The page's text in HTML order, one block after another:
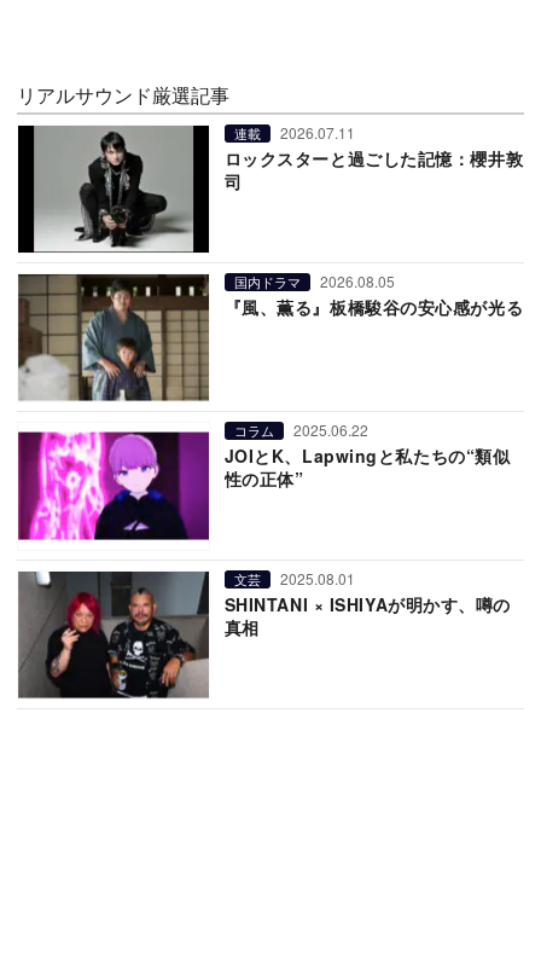
リアルサウンド厳選記事
連載 2026.07.11
ロックスターと過ごした記憶：櫻井敦
司
国内ドラマ 2026.08.05
『風、薫る』板橋駿谷の安心感が光る
コラム 2025.06.22
JOIとK、Lapwingと私たちの“類似
性の正体”
文芸 2025.08.01
SHINTANI × ISHIYAが明かす、噂の
真相